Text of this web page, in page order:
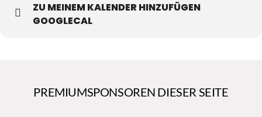
ZU MEINEM KALENDER HINZUFÜGEN
GOOGLECAL
PREMIUMSPONSOREN DIESER SEITE